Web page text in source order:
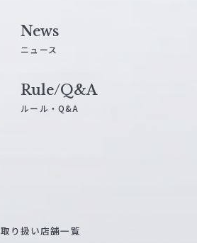
News
ニュース
Rule/Q&A
ルール・Q&A
取り扱い店舗一覧